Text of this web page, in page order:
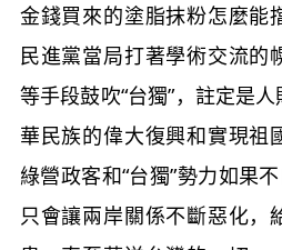
金錢買來的塗脂抹粉怎麼能
民進黨當局打著學術交流的
等手段鼓吹“台獨”，註定是
華民族的偉大復興和實現祖
綠營政客和“台獨”勢力如果不
只會讓兩岸關係不斷惡化，